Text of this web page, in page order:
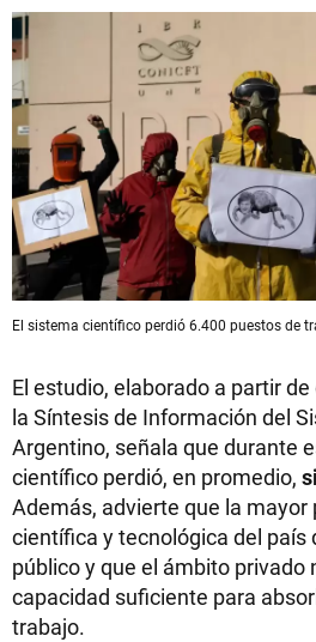
El sistema científico perdió 6.400 puestos de
El estudio, elaborado a partir
la Síntesis de Información del
Argentino, señala que durante
científico perdió, en promedio,
Además, advierte que la mayor
científica y tecnológica del país
público y que el ámbito privado
capacidad suficiente para
trabajo.